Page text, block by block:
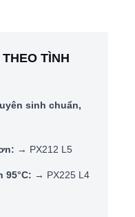
TÌNH
sinh chuẩn,
→ PX212 L5
95°C: → PX225 L4